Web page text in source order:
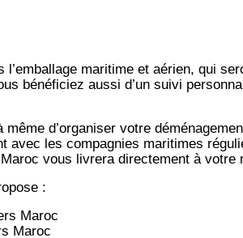
maritime et aérien, qui
bénéficiez aussi d’un suivi
d’organiser votre
les compagnies maritimes
vous livrera directement à votre
:
Maroc
Maroc